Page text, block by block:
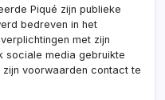
Piqué zijn publieke
bedreven in het
met zijn
sociale media gebruikte
voorwaarden contact te